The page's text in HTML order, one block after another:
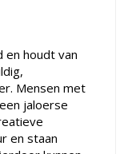
en houdt van
Mensen met
jaloerse
en staan